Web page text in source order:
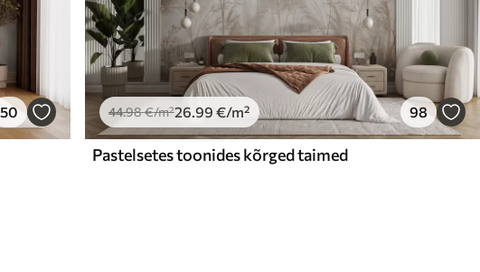
50 44.98€/m²26 .99 €/m² 98
Pastelsetes toonides kõrged taimed